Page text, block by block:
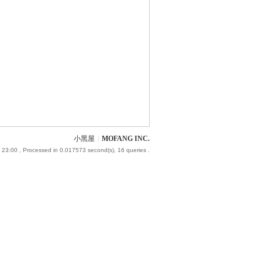
小黑屋 MOFANG INC.
23:00 , Processed in 0.017573 second(s), 16 queries .